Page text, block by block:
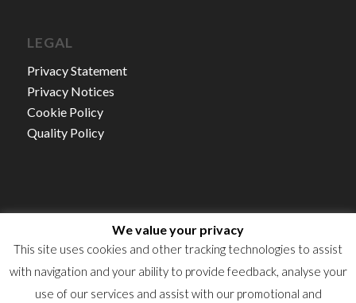
LEGAL
Privacy Statement
Privacy Notices
Cookie Policy
Quality Policy
Autorisation d’établissement NO.15/21
RCS : B50922
We value your privacy
This site uses cookies and other tracking technologies to assist
with navigation and your ability to provide feedback, analyse your
use of our services and assist with our promotional and